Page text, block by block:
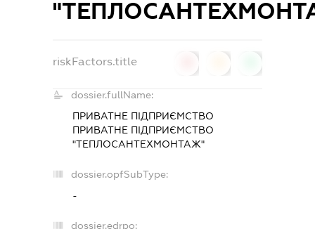
riskFactors.title
dossier.fullName:
ПРИВАТНЕ ПІДПРИЄМСТВО
ПРИВАТНЕ ПІДПРИЄМСТВО
"ТЕПЛОСАНТЕХМОНТАЖ"
dossier.opfSubType:
-
dossier.edrpo: